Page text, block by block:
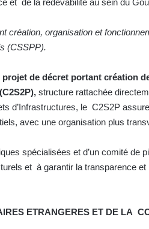
création, organisation et
(CSSPP).
projet de décret portant création
structure rattachée
d’Infrastructures, le C2S2P
avec une organisation plus
spécialisées et d’un comité de
et à garantir la transparence
ETRANGERES ET DE LA